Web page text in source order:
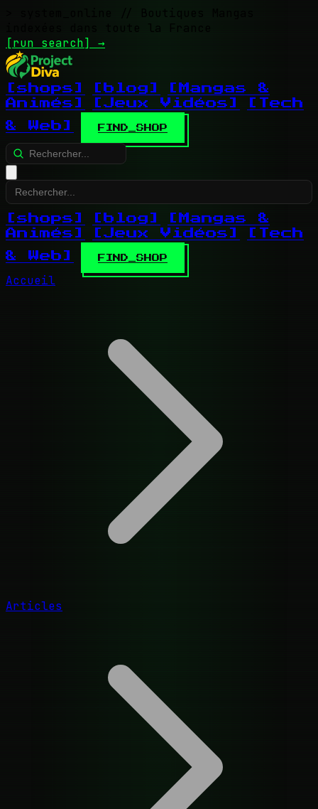
// Boutiques Mangas
indexées dans toute la France
[run search] →
[shops] [blog]
[Mangas &
Animés]
[Jeux Vidéos]
[Tech
& Web]
FIND_SHOP
[shops] [blog]
[Mangas &
Animés]
[Jeux Vidéos]
[Tech
& Web]
FIND_SHOP
Accueil
Articles